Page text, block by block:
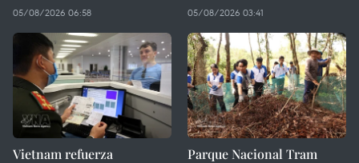
05/08/2026 06:58 05/08/2026 03:41
Vietnam refuerza
Parque Nacional Tram